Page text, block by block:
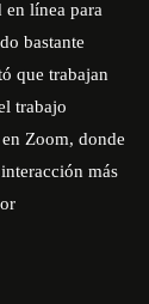
en línea para
bastante
que trabajan
trabajo
Zoom, donde
más